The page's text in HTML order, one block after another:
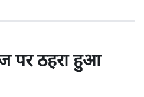
पर ठहरा हुआ